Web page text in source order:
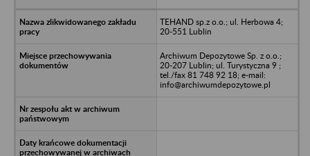
TEHAND sp.z o.o.; ul. Herbowa 4;
20-551 Lublin
Archiwum Depozytowe Sp. z o.o.;
20-207 Lublin; ul. Turystyczna 9 ;
tel./fax 81 748 92 18; e-mail:
info@archiwumdepozytowe.pl